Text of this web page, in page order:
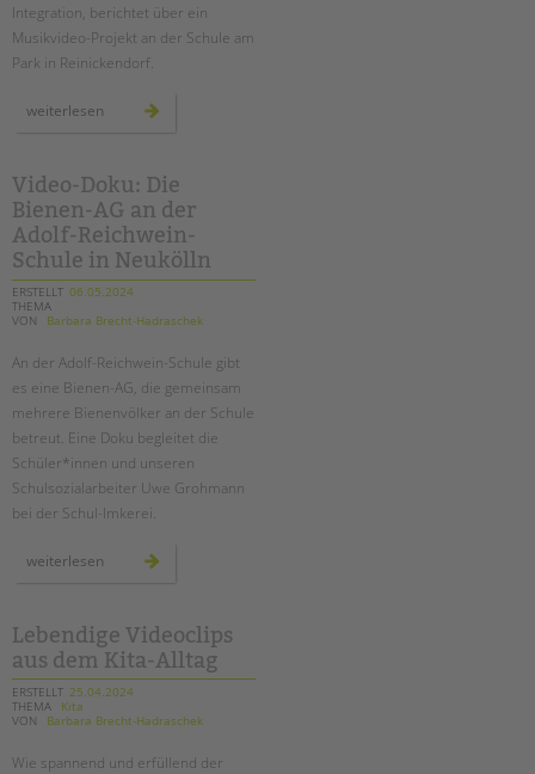
Integration, berichtet über ein
Musikvideo-Projekt an der Schule am
Park in Reinickendorf.
weiterlesen musikvideoprojekt
schule
am
park
Video-Doku: Die
Bienen-AG an der
Adolf-Reichwein-
Schule in Neukölln
ERSTELLT 06.05.2024
THEMA
VON
Barbara Brecht-Hadraschek
An der Adolf-Reichwein-Schule gibt
es eine Bienen-AG, die gemeinsam
mehrere Bienenvölker an der Schule
betreut. Eine Doku begleitet die
Schüler*innen und unseren
Schulsozialarbeiter Uwe Grohmann
bei der Schul-Imkerei.
weiterlesen
an
der
adolf-
reichwein-
schule
in
neukölln
Lebendige Videoclips
aus dem Kita-Alltag
ERSTELLT 25.04.2024
THEMA
Kita
VON
Barbara Brecht-Hadraschek
Wie spannend und erfüllend der